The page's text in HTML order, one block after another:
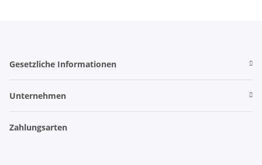
Gesetzliche Informationen
Unternehmen
Zahlungsarten